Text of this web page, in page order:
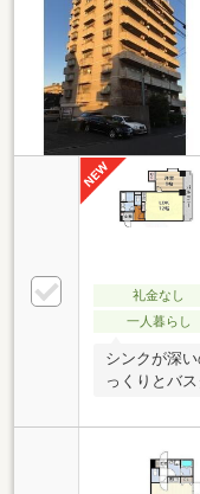
礼金なし
一人暮らし
シンクが深
っくりとバ